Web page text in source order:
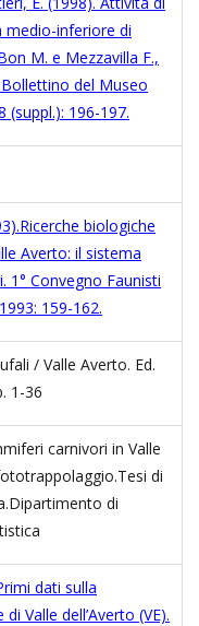
medio-inferiore di
M. e Mezzavilla F.,
del Museo
(suppl.): 196-197.
biologiche
Averto: il sistema
Convegno Faunisti
159-162.
/ Valle Averto. Ed.
1-36
carnivori in Valle
di
di
dati sulla
Valle dell’Averto (VE).